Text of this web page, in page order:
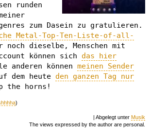
runden
zum Dasein zu gratulieren.
Metal-Top-Ten-Liste-of-all-
noch dieselbe, Menschen mit
können sich das hier
anderen können meinen Sender
dem heute den ganzen Tag nur
the horns!
)
| Abgelegt unter Musik
The views expressed by the author are personal.